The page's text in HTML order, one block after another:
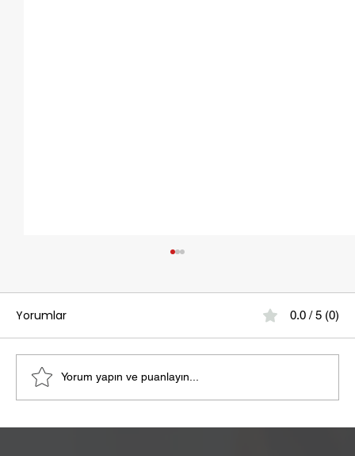
Yorumlar 0.0 / 5 (0)
Yorum yapın ve puanlayın...